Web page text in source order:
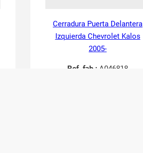
Cerradura Puerta Delantera
Izquierda Chevrolet Kalos
2005-
Ref. fab.: A046818